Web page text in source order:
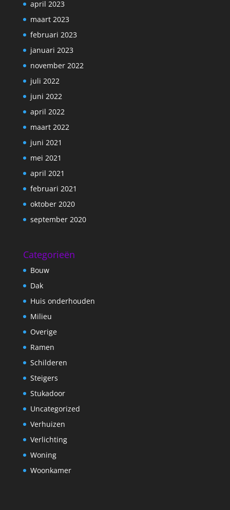
april 2023
maart 2023
februari 2023
januari 2023
november 2022
juli 2022
juni 2022
april 2022
maart 2022
juni 2021
mei 2021
april 2021
februari 2021
oktober 2020
september 2020
Categorieën
Bouw
Dak
Huis onderhouden
Milieu
Overige
Ramen
Schilderen
Steigers
Stukadoor
Uncategorized
Verhuizen
Verlichting
Woning
Woonkamer